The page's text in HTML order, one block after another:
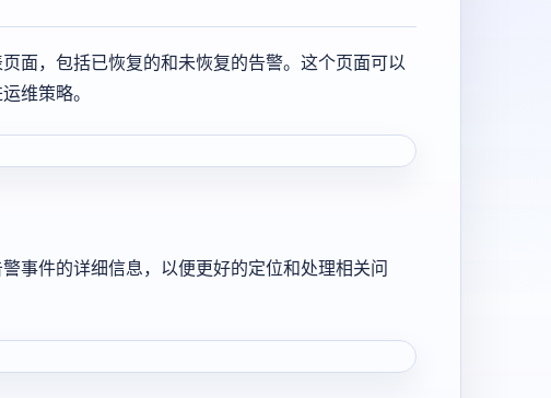
面，包括已恢复的和未恢复的告警。这个页面可以
维策略。
事件的详细信息，以便更好的定位和处理相关问